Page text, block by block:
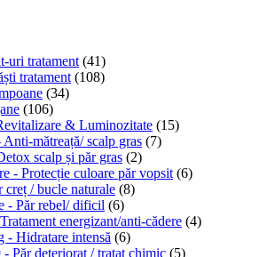
uri tratament (41)
tratament (108)
(34)
(106)
& Luminozitate (15)
Anti-mătreață/ scalp gras (7)
scalp și păr gras (2)
- Protecție culoare păr vopsit (6)
creț / bucle naturale (8)
- Păr rebel/ dificil (6)
energizant/anti-cădere (4)
- Hidratare intensă (6)
Păr deteriorat / tratat chimic (5)